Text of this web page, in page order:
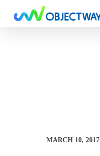
MARCH 10, 2017